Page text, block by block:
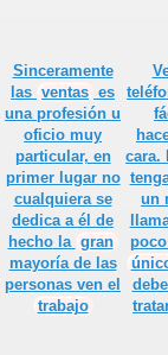
Sinceramente
las ventas es
una profesión u
oficio muy
particular, en
primer lugar no
cualquiera se
dedica a él de
hechola gran
mayoría de las
personas ven el
trabajo
cara.
un